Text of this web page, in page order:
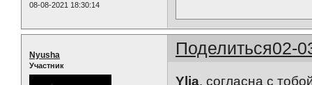
08-08-2021 18:30:14
Поделиться02-
Nyusha
Участник
Ylia, согласна с